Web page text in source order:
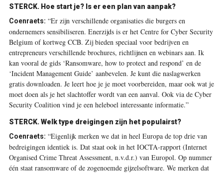
STERCK. Hoe start je? Is er een plan van aanpak?
Coenraets: “Er zijn verschillende organisaties die burgers en
ondernemers sensibiliseren. Enerzijds is er het Centre for Cyber Security
Belgium of kortweg CCB. Zij bieden speciaal voor bedrijven en
entrepreneurs verschillende brochures, richtlijnen en ­webinars aan. Ik
kan vooral de gids ‘Ransomware, how to protect and respond’ en de
‘Incident Management Guide’ aanbevelen. Je kunt die naslagwerken
gratis downloaden. Je leert hoe je je moet voorbereiden, maar ook wat je
moet doen als je het slachtoffer wordt van een aanval. Ook via de Cyber
Security Coalition vind je een heleboel interessante informatie.”
STERCK. Welk type dreigingen zijn het populairst?
Coenraets: “Eigenlijk merken we dat in heel Europa de top drie van
bedreigingen identiek is. Dat staat ook in het ­IOCTA-rapport (Internet
Organised Crime Threat Assessment, n.v.d.r.) van Europol. Op nummer
één staat ransomware of de zogenoemde gijzelsoftware. We merken dat